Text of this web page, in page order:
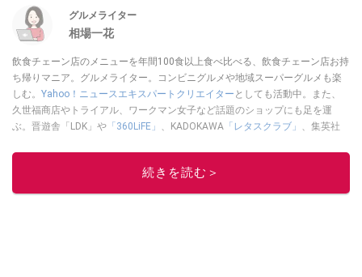
グルメライター
相場一花
飲食チェーン店のメニューを年間100食以上食べ比べる、飲食チェーン店お持
ち帰りマニア。グルメライター。コンビニグルメや地域スーパーグルメも楽
しむ。 Yahoo！ニュースエキスパートクリエイター としても活動中。また、
久世福商店やトライアル、ワークマン女子など話題のショップにも足を運
ぶ。晋遊舎「LDK」や 「360LiFE」 、KADOKAWA 「レタスクラブ」 、集英社
ルメライター、食の専門家として出演実績あり。
続きを読む＞